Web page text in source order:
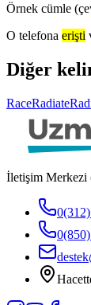
Örnek cümle
O telefona erişti
Diğer
RaceRadiate
İletişim Merkezi